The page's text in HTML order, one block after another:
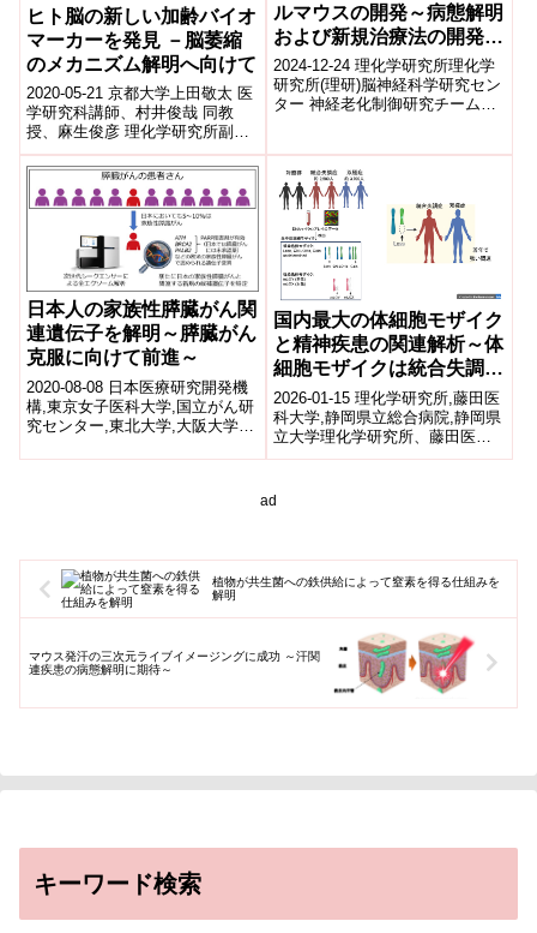
ヒト脳の新しい加齢バイオ
マーカーを発見 －脳萎縮
のメカニズム解明へ向けて
2020-05-21 京都大学上田敬太 医
学研究科講師、村井俊哉 同教
授、麻生俊彦 理化学研究所副チ
ームリーダー、杉原玄一 東京医
科歯科大学准教授らの研究グル
ー...
ルマウスの開発～病態解明
および新規治療法の開発に
貢献～
2024-12-24 理化学研究所理化学
研究所(理研)脳神経科学研究セン
ター 神経老化制御研究チームの
日本人の家族性膵臓がん関
連遺伝子を解明～膵臓がん
克服に向けて前進～
2020-08-08 日本医療研究開発機
構,東京女子医科大学,国立がん研
究センター,東北大学,大阪大学研
家族性膵臓がん(注1)の原...
国内最大の体細胞モザイク
と精神疾患の関連解析～体
細胞モザイクは統合失調
症・双極症の関連因子～
2026-01-15 理化学研究所,藤田医
科大学,静岡県立総合病院,静岡県
立大学理化学研究所、藤田医科
大学、静岡県立総合病院、静岡
合...
ad
植物が共生菌への鉄供給によって窒素を得る仕組みを
解明
マウス発汗の三次元ライブイメージングに成功 ～汗関
連疾患の病態解明に期待～
キーワード検索